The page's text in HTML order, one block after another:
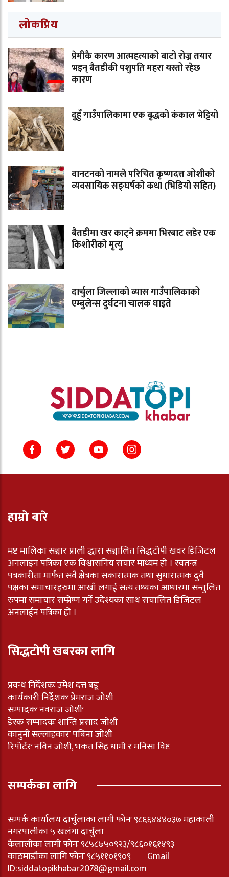
लोकप्रिय
प्रेमीकै कारण आत्महत्याको बाटो रोज्न तयार
भइन् बैतडीकी पशुपति महरा यस्तो रहेछ
कारण
दुहुँ गाउँपालिकामा एक बृद्धको कंकाल भेट्टियो
वानटनको नामले परिचित कृष्णदत्त जोशीको
व्यवसायिक सङ्घर्षको कथा (भिडियो सहित)
बैतडीमा खर काट्ने क्रममा भिरबाट लडेर एक
किशोरीको मृत्यु
दार्चुला जिल्लाको व्यास गाउँपालिकाको
एम्बुलेन्स दुर्घटना चालक घाइते
हाम्रो बारे
मष्ट मालिका सञ्चार प्राली द्धारा सञ्चालित सिद्धटोपी खवर डिजिटल
अनलाइन पत्रिका एक विश्वासनिय संचार माध्यम हो । स्वतन्त्र
पत्रकारीता मार्फत सवै क्षेत्रका सकारात्मक तथा सुधारात्मक दुवै
पक्षका समाचारहरुमा आखाँ लगाई सत्य तथ्यका आधारमा सन्तुलित
रुपमा समाचार सम्प्रेष्ण गर्ने उदेश्यका साथ संचालित डिजिटल
अनलाईन पत्रिका हो ।
सिद्धटोपी खबरका लागि
प्रवन्ध निर्देशकः उमेश दत्त बडू
कार्यकारी निर्देशकः प्रेमराज जोशी
सम्पादकः नवराज जोशीः
डेस्क सम्पादकः शान्ति प्रसाद जोशी
कानुनी सल्लाहकारः पबिना जोशी
रिपोर्टरः नविन जोशी, भकत सिह धामी र मनिसा विष्ट
सम्पर्कका लागि
सम्पर्क कार्यालय दार्चुलाका लागी फोनः ९८६६४४४०३७ महाकाली
नगरपालीका ५ खलंगा दार्चुला
कैलालीका लागी फोनः ९८५८७५०९२३/९८६०१६१४९३
काठमाडौंका लागि फोनः ९८५११०१९०९ Gmail
ID:siddatopikhabar2078@gmail.com